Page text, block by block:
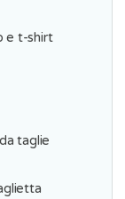
e t-shirt
taglie